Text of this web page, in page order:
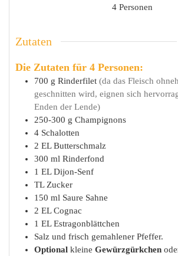
4 Personen
Zutaten
Die Zutaten für 4 Personen:
700 g Rinderfilet (da das Fleisch
geschnitten wird, eignen sich
Enden der Lende)
250-300 g Champignons
4 Schalotten
2 EL Butterschmalz
300 ml Rinderfond
1 EL Dijon-Senf
TL Zucker
150 ml Saure Sahne
2 EL Cognac
1 EL Estragonblättchen
Salz und frisch gemahlener Pfeffer.
Optional kleine Gewürzgürkchen